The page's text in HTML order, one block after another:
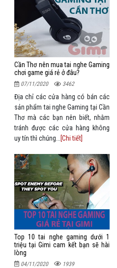
Cần Thơ nên mua tai nghe Gaming
chơi game giá rẻ ở đâu?
07/11/2020 3462
Địa chỉ các cửa hàng có bán các
sản phẩm tai nghe Gaming tại Cần
Thơ mà các bạn nên biết, nhằm
tránh được các cửa hàng không
uy tín thì chúng...[Chi tiết]
Top 10 tai nghe gaming dưới 1
triệu tại Gimi cam kết bạn sẽ hài
lòng
04/11/2020 1939